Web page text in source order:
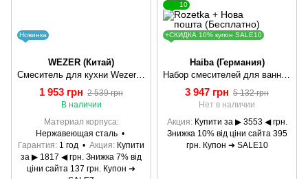
Новинка
WEZER (Китай)
Смеситель для кухни Wezer EKO4G-01 кухня одновес. выс. поворот. излил нерж. сталь гайка Ø25 (сатин)
1 953 грн 2 539 грн
В наличии
Материал корпуса
Нержавеющая сталь
Гарантия 1 год Акция Купити
за ▶ 1817 ◀ грн. Знижка 7% від
ціни сайта 137 грн. Купон ➜
10
+СКИДКА 10% купон SALE10
Haiba (Германия)
Набор смесителей для ванны HAIBA HANSBERG.SET - 2. HB0901
3 947 грн 5 132 грн
Нет в наличии
Акция Купити за ▶ 3553 ◀ грн.
Знижка 10% від ціни сайта 395
грн. Купон ➜ SALE10